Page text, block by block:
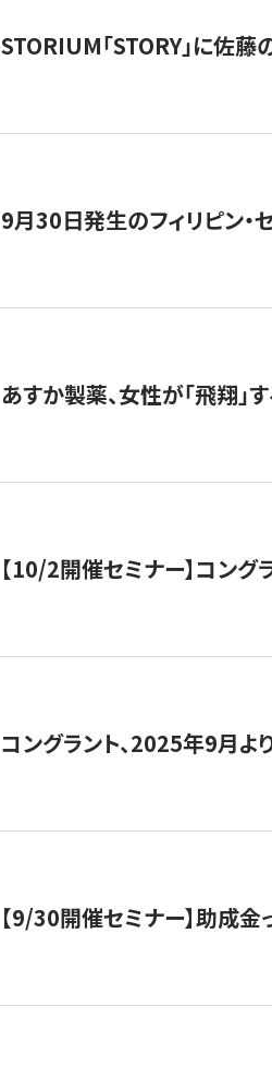
STORIUM「STORY」に佐
9月30日発生のフィリピン・
あすか製薬、女性が「飛翔」
【10/2開催セミナー】コン
コングラント、2025年9月よ
【9/30開催セミナー】助成